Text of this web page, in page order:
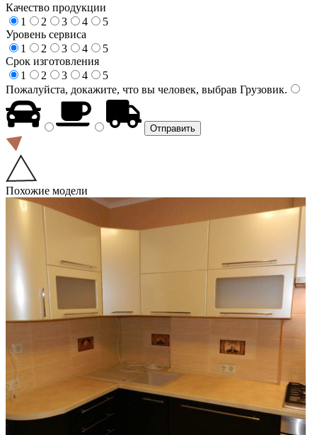
Качество продукции
1
2 3 4
5
Уровень сервиса
1
2 3 4
5
Срок изготовления
1
2 3 4
5
Пожалуйста, докажите, что вы человек, выбрав Грузовик.
Похожие модели